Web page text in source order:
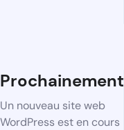
Prochainement
Un nouveau site web
WordPress est en cours